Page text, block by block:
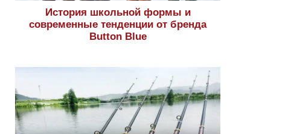
История школьной формы и
современные тенденции от бренда
Button Blue